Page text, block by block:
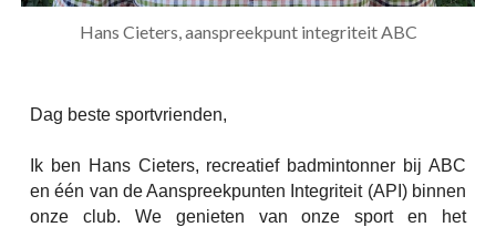
Hans Cieters, aanspreekpunt integriteit ABC
Dag beste sportvrienden,
Ik ben Hans Cieters, recreatief badmintonner bij ABC
en één van de Aanspreekpunten Integriteit (API) binnen
onze club. We genieten van onze sport en het